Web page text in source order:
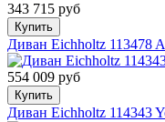
343 715 руб
Купить
Диван Eichholtz 113478
554 009 руб
Купить
Диван Eichholtz 114343